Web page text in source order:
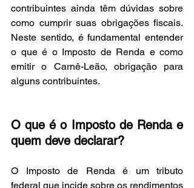
contribuintes ainda têm dúvidas sobre
como cumprir suas obrigações fiscais.
Neste sentido, é fundamental entender
o que é o Imposto de Renda e como
emitir o Carnê-Leão, obrigação para
alguns contribuintes.
O que é o Imposto de Renda e
quem deve declarar?
O Imposto de Renda é um tributo
federal que incide sobre os rendimentos